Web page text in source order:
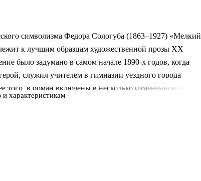
символизма Федора Сологуба (1863–1927) «Мелкий
к лучшим образцам художественной прозы ХХ
было задумано в самом начале 1890-х годов, когда
служил учителем в гимназии уездного города
того, в роман включены в несколько измененном виде
его преподавательской практики и карикатурные
в действительности и прототип Передонова
характеристикам